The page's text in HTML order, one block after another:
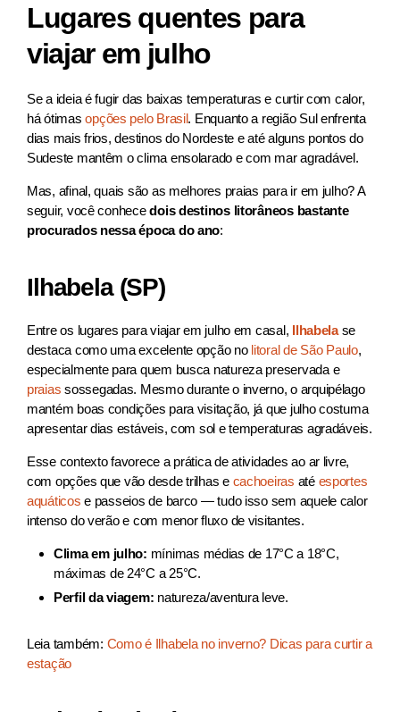
Lugares quentes para
viajar em julho
Se a ideia é fugir das baixas temperaturas e curtir com calor,
há ótimasopções pelo Brasil. Enquanto a região Sul enfrenta
dias mais frios, destinos do Nordeste e até alguns pontos do
Sudeste mantêm o clima ensolarado e com mar agradável.
Mas, afinal, quais são as melhores praias para ir em julho? A
seguir, você conhecedois destinos litorâneos bastante
procurados nessa época do ano:
Ilhabela (SP)
Entre os lugares para viajar em julho em casal, Ilhabelase
destaca como uma excelente opção no litoral de São Paulo,
especialmente para quem busca natureza preservada e
praias sossegadas. Mesmo durante o inverno, o arquipélago
mantém boas condições para visitação, já que julho costuma
apresentar dias estáveis, com sol e temperaturas agradáveis.
Esse contexto favorece a prática de atividades ao ar livre,
com opções que vão desde trilhas e cachoeiras até esportes
aquáticos e passeios de barco — tudo isso sem aquele calor
intenso do verão e com menor fluxo de visitantes.
Clima em julho: mínimas médias de 17°C a 18°C,
máximas de 24°C a 25°C.
Perfil da viagem: natureza/aventura leve.
Leia também: Como é Ilhabela no inverno? Dicas para curtir a
estação